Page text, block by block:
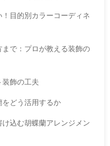
目的別カラーコーディネ
で：プロが教える装飾の
飾の工夫
どう活用するか
込む胡蝶蘭アレンジメン